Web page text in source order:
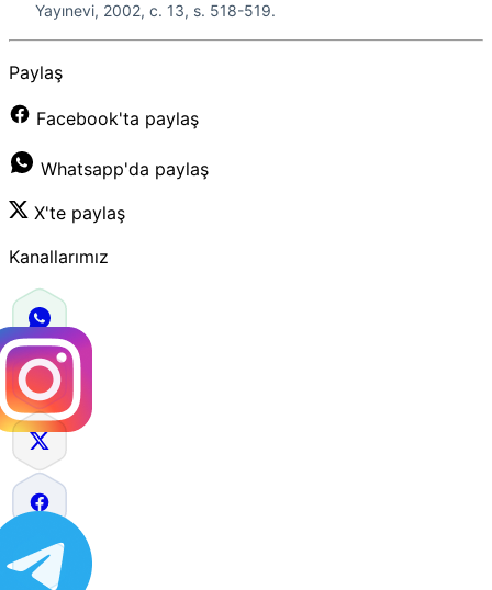
Yayınevi, 2002, c. 13, s. 518-519.
Paylaş
Facebook'ta paylaş
Whatsapp'da paylaş
X'te paylaş
Kanallarımız